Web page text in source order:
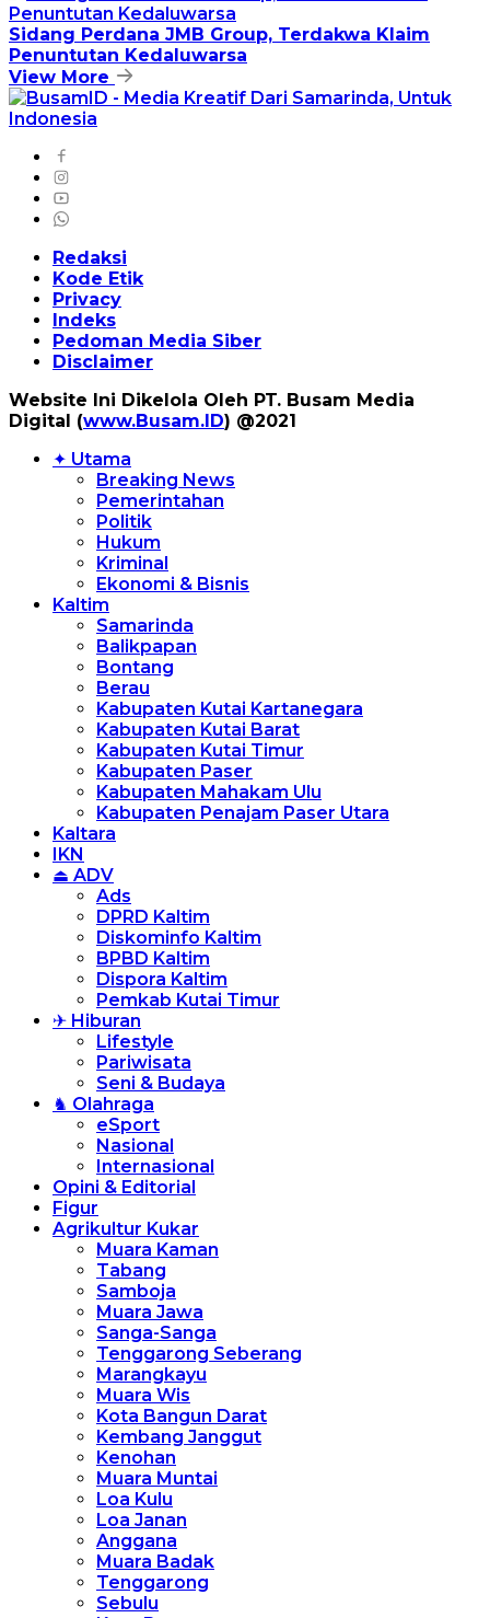
Sidang Perdana JMB Group, Terdakwa Klaim
Penuntutan Kedaluwarsa
View More
Redaksi
Kode Etik
Privacy
Indeks
Pedoman Media Siber
Disclaimer
Website Ini Dikelola Oleh PT. Busam Media
Digital (www.Busam.ID) @2021
✦ Utama
Breaking News
Pemerintahan
Politik
Hukum
Kriminal
Ekonomi & Bisnis
Kaltim
Samarinda
Balikpapan
Bontang
Berau
Kabupaten Kutai Kartanegara
Kabupaten Kutai Barat
Kabupaten Kutai Timur
Kabupaten Paser
Kabupaten Mahakam Ulu
Kabupaten Penajam Paser Utara
Kaltara
IKN
⏏ ADV
Ads
DPRD Kaltim
Diskominfo Kaltim
BPBD Kaltim
Dispora Kaltim
Pemkab Kutai Timur
✈ Hiburan
Lifestyle
Pariwisata
Seni & Budaya
♞ Olahraga
eSport
Nasional
Internasional
Opini & Editorial
Figur
Agrikultur Kukar
Muara Kaman
Tabang
Samboja
Muara Jawa
Sanga-Sanga
Tenggarong Seberang
Marangkayu
Muara Wis
Kota Bangun Darat
Kembang Janggut
Kenohan
Muara Muntai
Loa Kulu
Loa Janan
Anggana
Muara Badak
Tenggarong
Sebulu